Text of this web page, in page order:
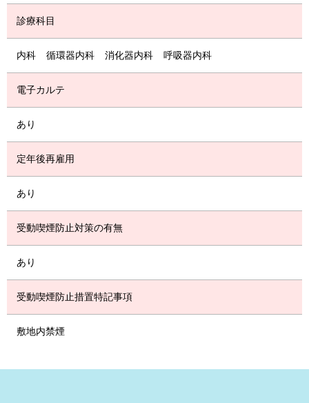
診療科目
内科 循環器内科 消化器内科 呼吸器内科
電子カルテ
あり
定年後再雇用
あり
受動喫煙防止対策の有無
あり
受動喫煙防止措置特記事項
敷地内禁煙